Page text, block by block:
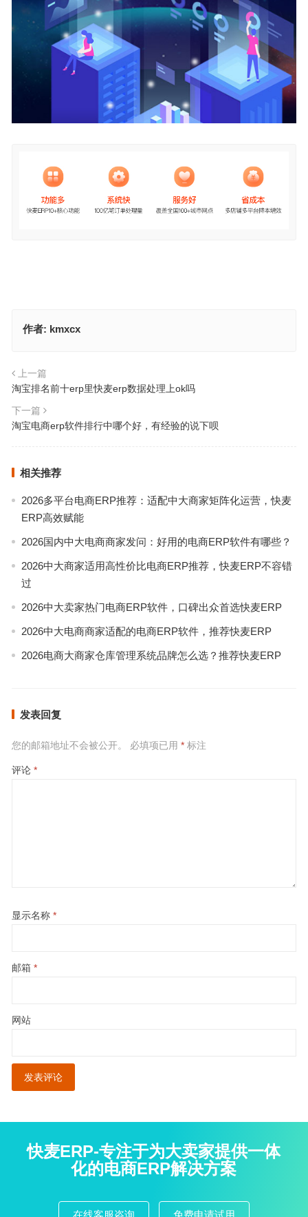
作者: kmxcx
上一篇
淘宝排名前十erp里快麦erp数据处理上ok吗
下一篇
淘宝电商erp软件排行中哪个好，有经验的说下呗
相关推荐
2026多平台电商ERP推荐：适配中大商家矩阵化运营，快麦
ERP高效赋能
2026国内中大电商商家发问：好用的电商ERP软件有哪些？
2026中大商家适用高性价比电商ERP推荐，快麦ERP不容错
过
2026中大卖家热门电商ERP软件，口碑出众首选快麦ERP
2026中大电商商家适配的电商ERP软件，推荐快麦ERP
2026电商大商家仓库管理系统品牌怎么选？推荐快麦ERP
发表回复
您的邮箱地址不会被公开。 必填项已用 *标注
评论 *
显示名称 *
邮箱 *
网站
快麦ERP-专注于为大卖家提供一体
化的电商ERP解决方案
在线客服咨询 免费申请试用